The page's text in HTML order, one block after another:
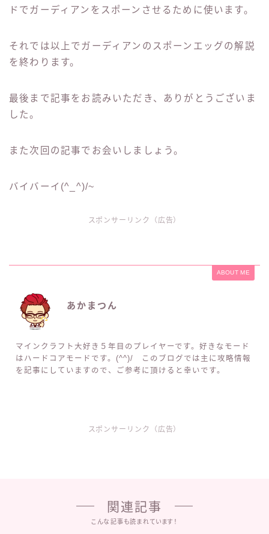
ドでガーディアンをスポーンさせるために使います。
それでは以上でガーディアンのスポーンエッグの解説
を終わります。
最後まで記事をお読みいただき、ありがとうございま
した。
また次回の記事でお会いしましょう。
バイバーイ(^_^)/~
スポンサーリンク（広告）
ABOUT ME
あかまつん
マインクラフト大好き５年目のプレイヤーです。好きなモード
はハードコアモードです。(^^)/ このブログでは主に攻略情報
を記事にしていますので、ご参考に頂けると幸いです。
スポンサーリンク（広告）
関連記事
こんな記事も読まれています！